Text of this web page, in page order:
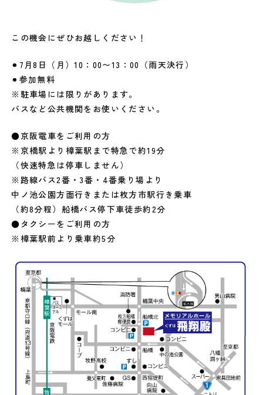
この機会にぜひお越しください！
⚫︎7月8日（月）10：00〜13：00（雨天決行）
⚫︎参加無料
※駐車場には限りがあります。
バスなど公共機関をお使いください。
●京阪電車をご利用の方
※京橋駅より樟葉駅まで特急で約19分
（快速特急は停車しません）
※路線バス2番・3番・4番乗り場より
中ノ池公園方面行きまたは枚方市駅行き乗車
（約8分程）船橋バス停下車徒歩約2分
●タクシーをご利用の方
※樟葉駅前より乗車約5分